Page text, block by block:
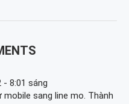
8:01 sáng
sang line mo. Thành